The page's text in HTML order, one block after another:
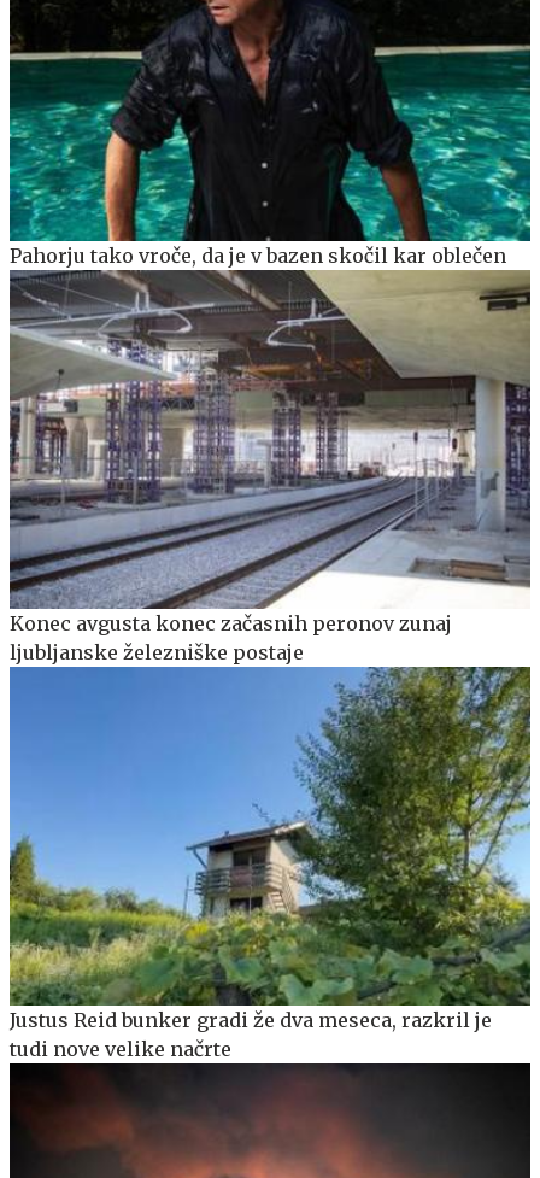
Pahorju tako vroče, da je v bazen skočil kar oblečen
Konec avgusta konec začasnih peronov zunaj
ljubljanske železniške postaje
Justus Reid bunker gradi že dva meseca, razkril je
tudi nove velike načrte